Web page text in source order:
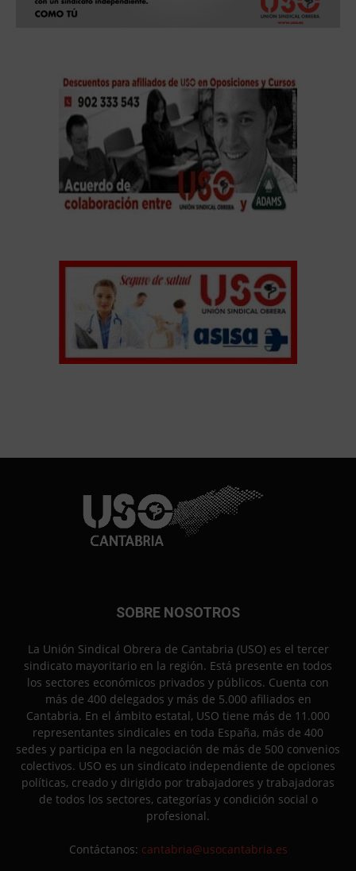
SOBRE NOSOTROS
La Unión Sindical Obrera de Cantabria (USO) es el tercer
sindicato mayoritario en la región. Está presente en todos
los sectores económicos privados y públicos. Cuenta con
más de 400 delegados y más de 5.000 afiliados en
Cantabria. En el ámbito estatal, USO tiene más de 11.000
representantes sindicales en toda España, más de 400
sedes y participa en la negociación de más de 500 convenios
colectivos. USO es un sindicato independiente de opciones
políticas, creado y dirigido por trabajadores y trabajadoras
de todos los sectores, categorías y condición social o
profesional.
Contáctanos: cantabria@usocantabria.es